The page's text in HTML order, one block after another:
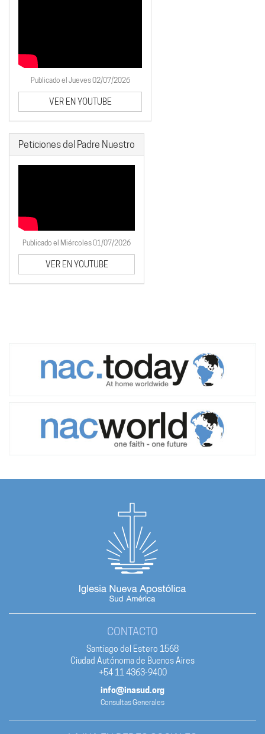
Publicado el Jueves 02/07/2026
VER EN YOUTUBE
Peticiones del Padre Nuestro
Publicado el Miércoles 01/07/2026
VER EN YOUTUBE
CONTACTO
Santiago del Estero 1568
Ciudad Autónoma de Buenos Aires
+54 11 4363-9400
info@inasud.org
Consultas Generales